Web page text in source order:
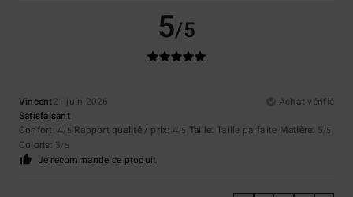
5/5
Vincent21 juin 2026
Achat vérifié
Satisfaisant
Confort: 4/5 Rapport qualité / prix: 4/5 Taille: Taille parfaite Matière: 5/5
Coloris: 3/5
Je recommande ce produit